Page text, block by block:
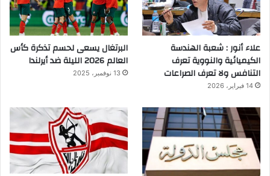
علاء أنور : شعبة الهندسة
الكيميائية والنووية تعرف
التنافس ولا تعرف الصراعات
14 فبراير، 2026
البرتغال يسعى لحسم تذكرة كأس
العالم 2026 الليلة ضد أيرلندا
13 نوفمبر، 2025